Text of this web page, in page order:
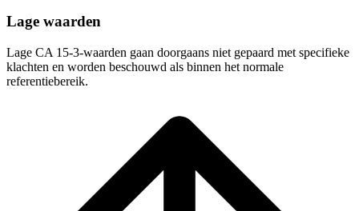
Lage waarden
Lage CA 15-3-waarden gaan doorgaans niet gepaard met specifieke
klachten en worden beschouwd als binnen het normale
referentiebereik.